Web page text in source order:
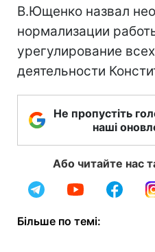
В.Ющенко назвал
нормализации
урегулирование
деятельности
Не пропустіть
наші
Або читайте нас
Більше по темі: